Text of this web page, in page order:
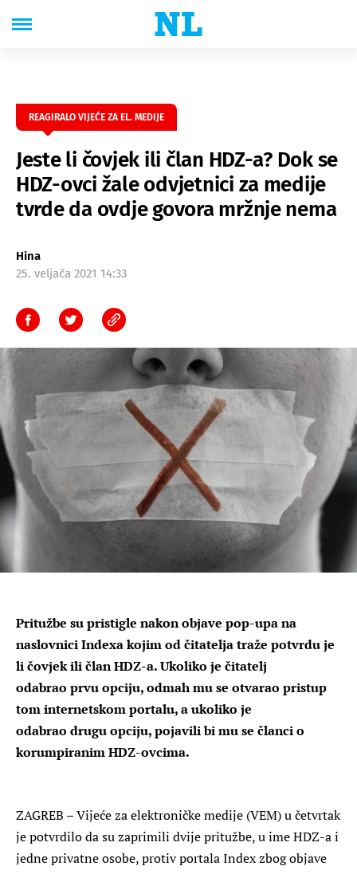
REAGIRALO VIJEĆE ZA EL. MEDIJE
Jeste li čovjek ili član HDZ-a? Dok se
HDZ-ovci žale odvjetnici za medije
tvrde da ovdje govora mržnje nema
Hina
25. veljača 2021 14:33
Pritužbe su pristigle nakon objave pop-upa na
naslovnici Indexa kojim od čitatelja traže potvrdu je
li čovjek ili član HDZ-a. Ukoliko je čitatelj
odabrao prvu opciju, odmah mu se otvarao pristup
tom internetskom portalu, a ukoliko je
odabrao drugu opciju, pojavili bi mu se članci o
korumpiranim HDZ-ovcima.
ZAGREB – Vijeće za elektroničke medije (VEM) u četvrtak
je potvrdilo da su zaprimili dvije pritužbe, u ime HDZ-a i
jedne privatne osobe, protiv portala Index zbog objave